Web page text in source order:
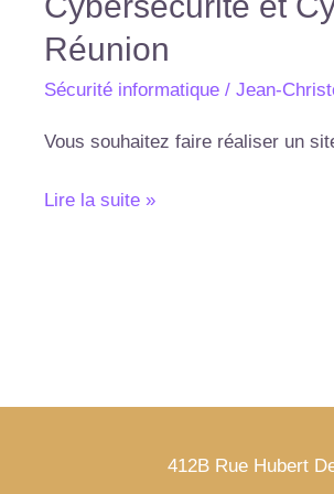
Réunion
Sécurité informatique /Jean-
Vous souhaitez faire réaliser un
Lire la suite »
412B Rue Hubert